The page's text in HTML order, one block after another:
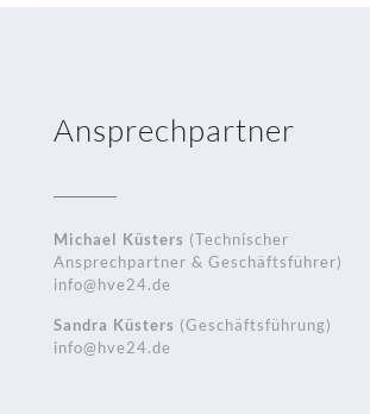
Ansprechpartner
Michael Küsters (Technischer
Ansprechpartner & Geschäftsführer)
info@hve24.de
Sandra Küsters (Geschäftsführung)
info@hve24.de